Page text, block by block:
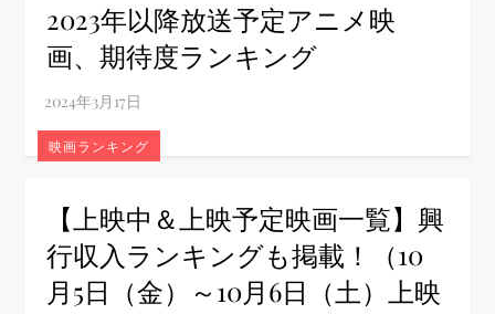
2023年以降放送予定アニメ映
画、期待度ランキング
映画ランキング
【上映中＆上映予定映画一覧】興
行収入ランキングも掲載！（10
月5日（金）～10月6日（土）上映